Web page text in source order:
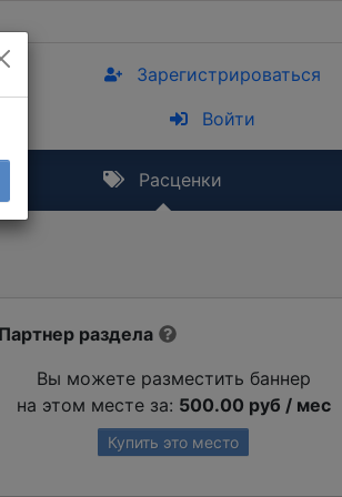
Зарегистрироваться
Войти
Расценки
Партнер раздела
Вы можете разместить баннер
на этом месте за: 500.00 руб / мес
Купить это место